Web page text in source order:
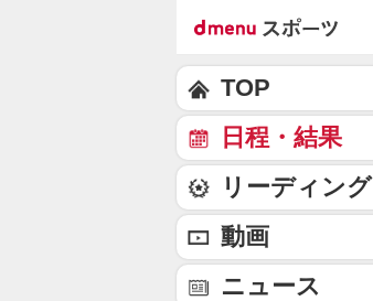
TOP
日程・結果
リーディング
動画
ニュース